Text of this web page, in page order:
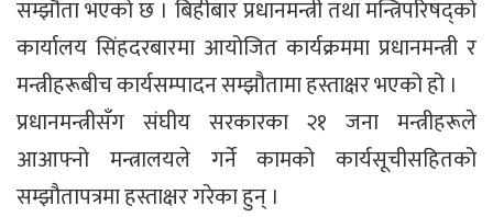
सम्झौता भएको छ । बिहीबार प्रधानमन्त्री तथा मन्त्रिपरिषद्को
कार्यालय सिंहदरबारमा आयोजित कार्यक्रममा प्रधानमन्त्री र
मन्त्रीहरूबीच कार्यसम्पादन सम्झौतामा हस्ताक्षर भएको हो ।
प्रधानमन्त्रीसँग संघीय सरकारका २१ जना मन्त्रीहरूले
आआफ्नो मन्त्रालयले गर्ने कामको कार्यसूचीसहितको
सम्झौतापत्रमा हस्ताक्षर गरेका हुन् ।